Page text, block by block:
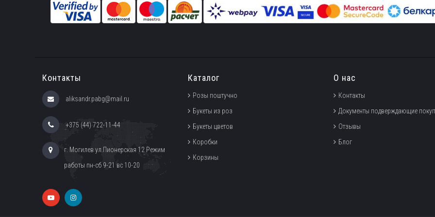
Контакты
aliksandr.pabg@mail.ru
+375 (44) 722-11-44
г. Могилев ул.Пионерская 12 Режим
работы пн-сб 9-21 вс 10-20
Каталог
Розы поштучно
Букеты из роз
Букеты цветов
Коробки
Корзины
О нас
Контакты
Документы подверждающие
Отзывы
Блог